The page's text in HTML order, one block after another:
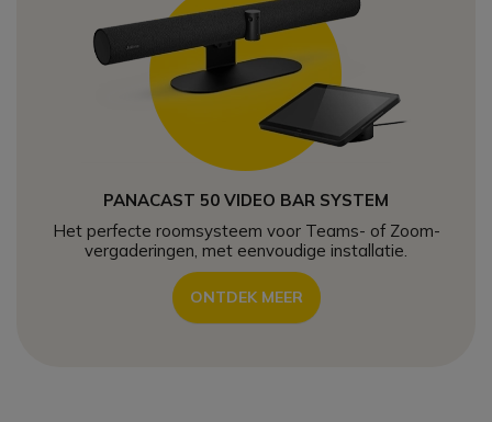
PANACAST 50 VIDEO BAR SYSTEM
Het perfecte roomsysteem voor Teams- of Zoom-
vergaderingen, met eenvoudige installatie.
ONTDEK MEER